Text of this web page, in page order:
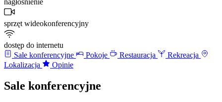
nagłośnienie
sprzęt wideokonferencyjny
dostęp do internetu
Sale konferencyjne
Pokoje Restauracja
Rekreacja
Lokalizacja
Opinie
Sale konferencyjne